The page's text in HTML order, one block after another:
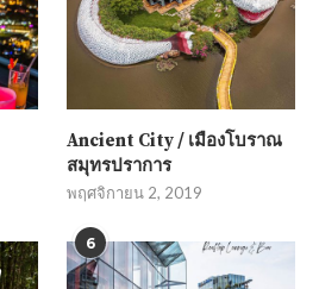
Ancient City / เมืองโบราณ
สมุทรปราการ
พฤศจิกายน 2, 2019
6